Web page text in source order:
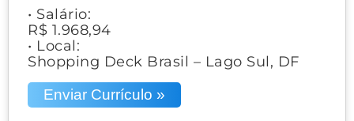
• Salário:
R$ 1.968,94
• Local:
Shopping Deck Brasil – Lago Sul, DF
Enviar Currículo »